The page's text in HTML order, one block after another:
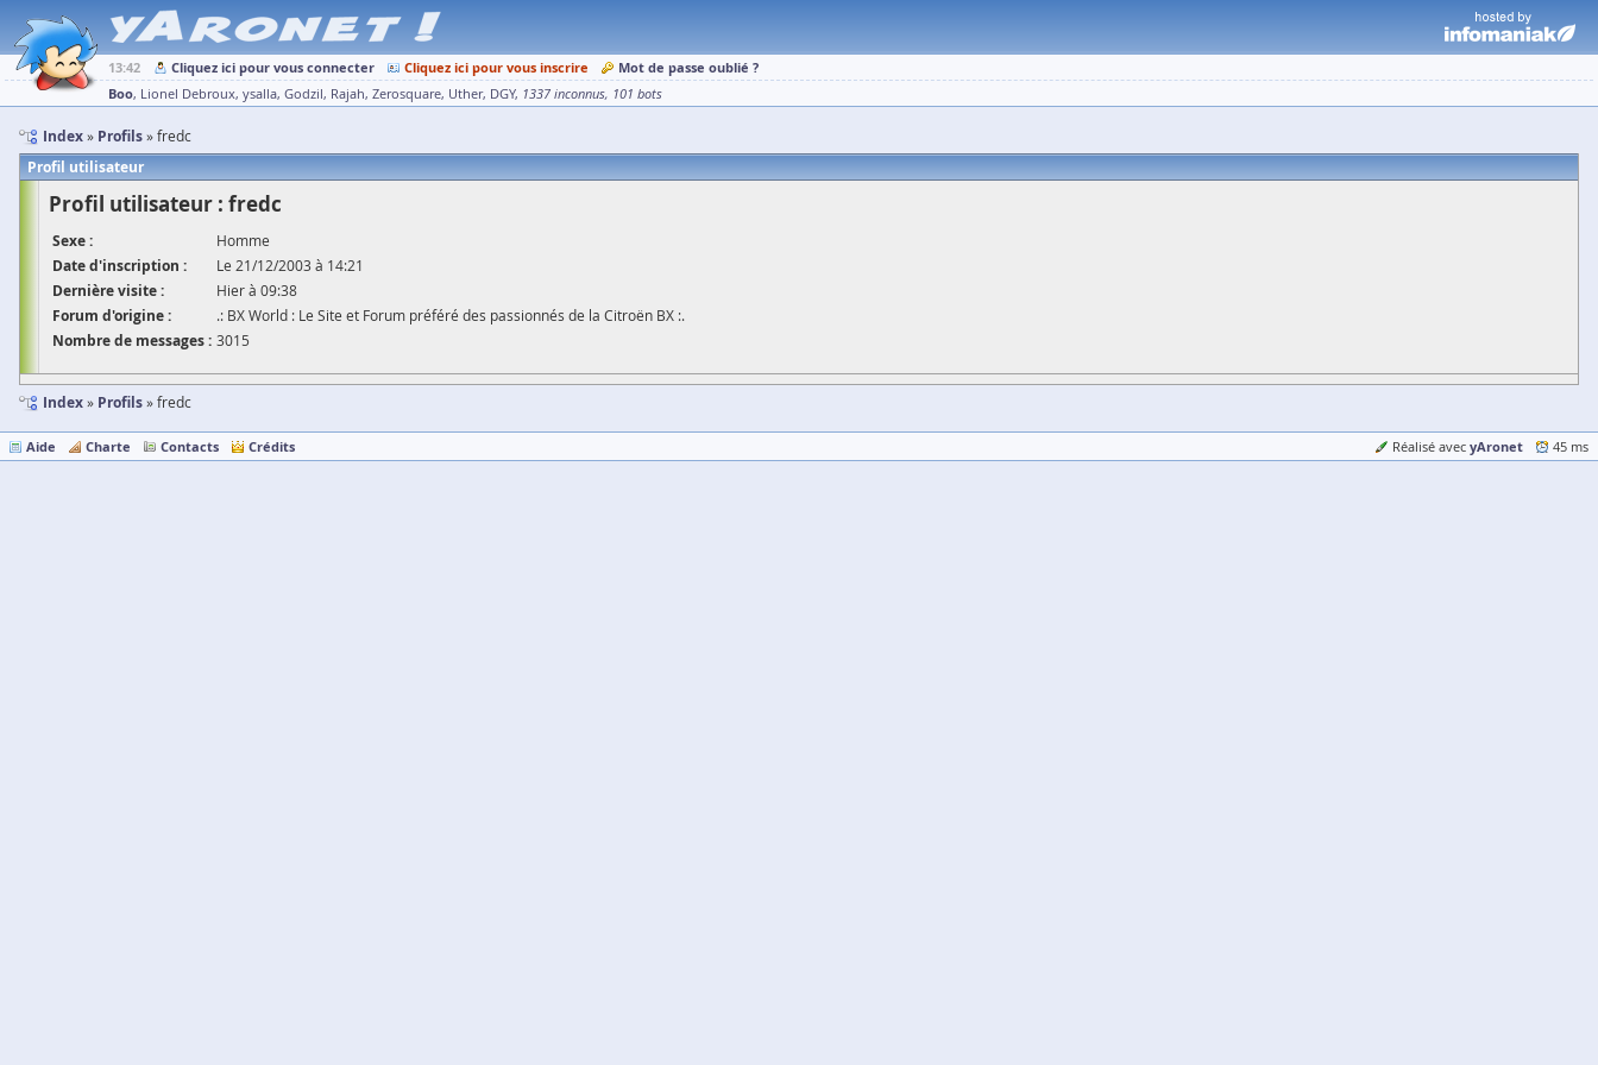
13:42 Cliquez ici pour vous connecter Cliquez ici pour vous inscrire
Mot de passe oublié ?
Boo Lionel Debroux ysalla Godzil Rajah Zerosquare Uther DGY 1337 inconnus 101 bots
Index Profils fredc
Profil utilisateur
Profil utilisateur : fredc
Sexe : Homme
Date d'inscription : Le 21/12/2003 à 14:21
Dernière visite : Hier à 09:38
Forum d'origine : .: BX World : Le Site et Forum préféré des passionnés de la Citroën BX :.
Nombre de messages : 3015
Index Profils fredc
Aide Charte Contacts Crédits Réalisé avec yAronet 45 ms